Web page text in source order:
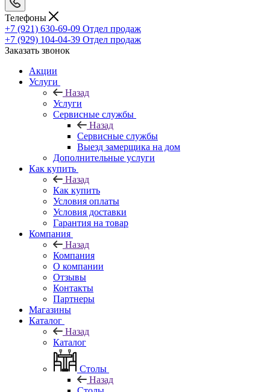
Телефоны
+7 (921) 630-69-09 Отдел продаж
+7 (929) 104-04-39 Отдел продаж
Заказать звонок
Акции
Услуги
Назад
Услуги
Сервисные службы
Назад
Сервисные службы
Выезд замерщика на дом
Дополнительные услуги
Как купить
Назад
Как купить
Условия оплаты
Условия доставки
Гарантия на товар
Компания
Назад
Компания
О компании
Отзывы
Контакты
Партнеры
Магазины
Каталог
Назад
Каталог
Столы
Назад